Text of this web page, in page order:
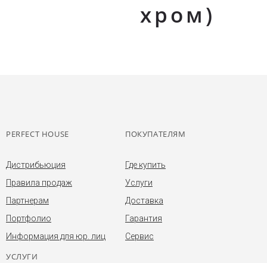
хром)
PERFECT HOUSE
Дистрибьюция
Правила продаж
Партнерам
Портфолио
Информация для юр. лиц
ПОКУПАТЕЛЯМ
Где купить
Услуги
Доставка
Гарантия
Сервис
УСЛУГИ